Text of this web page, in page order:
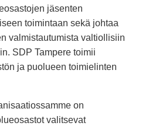
jäsenten
toimintaan sekä johtaa
valmistautumista valtiollisiin
SDP Tampere toimii
ja puolueen toimielinten
on
valitsevat